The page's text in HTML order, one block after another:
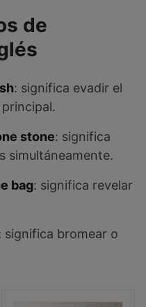
de
: significa evadir el
stone: significa
simultáneamente.
bag: significa revelar
significa bromear o